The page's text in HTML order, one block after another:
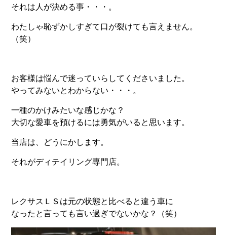
それは人が決める事・・・。
わたしゃ恥ずかしすぎて口が裂けても言えません。
（笑）
お客様は悩んで迷っていらしてくださいました。
やってみないとわからない・・・。
一種のかけみたいな感じかな？
大切な愛車を預けるには勇気がいると思います。
当店は、どうにかします。
それがディテイリング専門店。
レクサスＬＳは元の状態と比べると違う車に
なったと言っても言い過ぎでないかな？（笑）